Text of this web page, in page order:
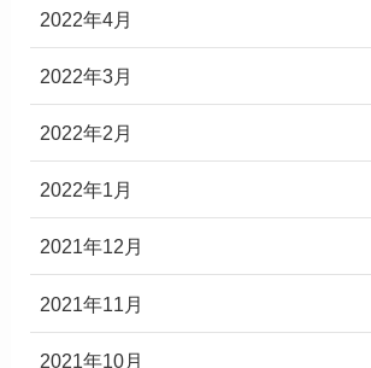
2022年4月
2022年3月
2022年2月
2022年1月
2021年12月
2021年11月
2021年10月